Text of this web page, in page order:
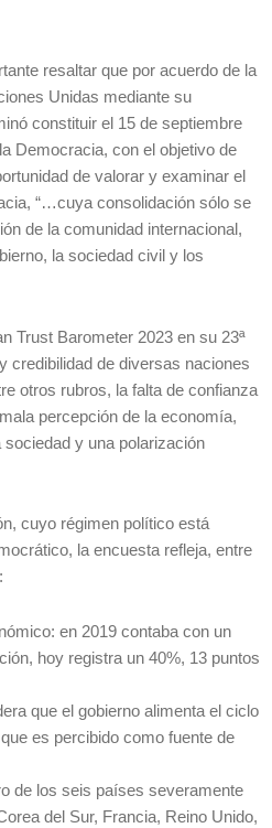
resaltar que por acuerdo de la
Unidas mediante su
constituir el 15 de septiembre
Democracia, con el objetivo de
de valorar y examinar el
“…cuya consolidación sólo se
de la comunidad internacional,
la sociedad civil y los
Trust Barometer 2023 en su 23ª
credibilidad de diversas naciones
otros rubros, la falta de confianza
percepción de la economía,
y una polarización
cuyo régimen político está
la encuesta refleja, entre
en 2019 contaba con un
hoy registra un 40%, 13 puntos
que el gobierno alimenta el ciclo
es percibido como fuente de
de los seis países severamente
del Sur, Francia, Reino Unido,